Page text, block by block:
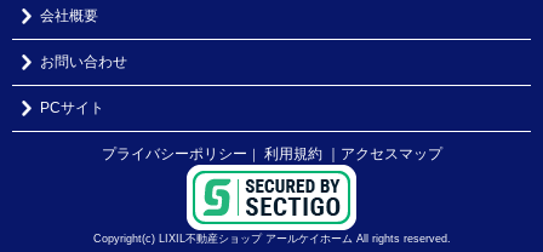
会社概要
お問い合わせ
PCサイト
プライバシーポリシー 利用規約 ｜アクセスマップ
Copyright(c) LIXIL不動産ショップ アールケイホーム All rights reserved.